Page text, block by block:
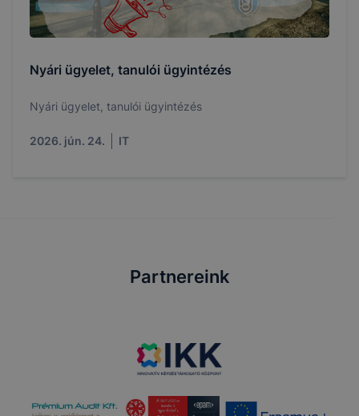
Nyári ügyelet, tanulói ügyintézés
Nyári ügyelet, tanulói ügyintézés
2026. jún. 24. IT
Partnereink